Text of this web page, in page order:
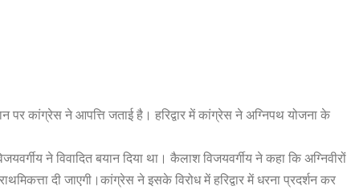
पर कांग्रेस ने आपत्ति जताई है। हरिद्वार में कांग्रेस ने अग्निपथ योजना के
ने विवादित बयान दिया था। कैलाश विजयवर्गीय ने कहा कि अग्निवीरों
दी जाएगी।कांग्रेस ने इसके विरोध में हरिद्वार में धरना प्रदर्शन कर